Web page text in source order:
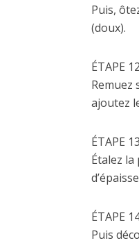
Puis,
(doux).
ÉTAPE 12
Remuez
ajoutez
ÉTAPE 13
Étalez
ÉTAPE
Puis